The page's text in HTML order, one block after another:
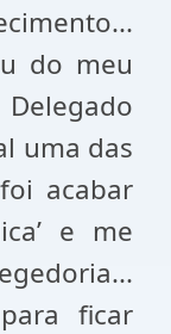
do meu
uma das
acabar
e me
ficar